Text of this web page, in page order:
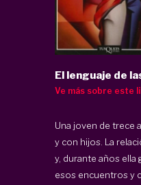
El lenguaje de
Ve más sobre este
Una joven de trece
y con hijos. La
y, durante años ella
esos encuentros y